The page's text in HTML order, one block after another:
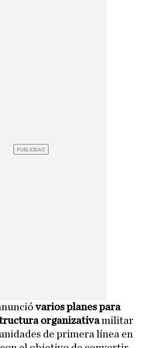
varios planes para
organizativamilitar
de primera línea en